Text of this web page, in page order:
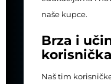
naše kupce.
Brza i
Naš tim